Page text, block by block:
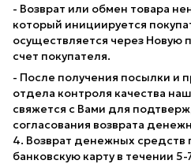
- Возврат или обмен товара
который инициируется
осуществляется через Новую
счет покупателя.
- После получения посылки и
отдела контроля качества
свяжется с Вами для
согласования возврата
4. Возврат денежных средств
банковскую карту в течении